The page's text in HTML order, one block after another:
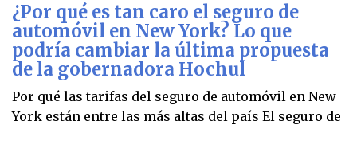
¿Por qué es tan caro el seguro de
automóvil en New York? Lo que
podría cambiar la última propuesta
de la gobernadora Hochul
Por qué las tarifas del seguro de automóvil en New
York están entre las más altas del país El seguro de